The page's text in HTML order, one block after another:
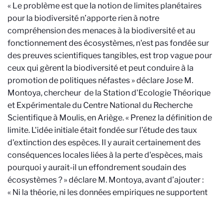
« Le problème est que la notion de limites planétaires
pour la biodiversité n’apporte rien à notre
compréhension des menaces à la biodiversité et au
fonctionnement des écosystèmes, n'est pas fondée sur
des preuves scientifiques tangibles, est trop vague pour
ceux qui gèrent la biodiversité et peut conduire à la
promotion de politiques néfastes » déclare Jose M.
Montoya, chercheur de la Station d'Ecologie Théorique
et Expérimentale du Centre National du Recherche
Scientifique à Moulis, en Ariège. « Prenez la définition de
limite. L'idée initiale était fondée sur l’étude des taux
d'extinction des espèces. Il y aurait certainement des
conséquences locales liées à la perte d'espèces, mais
pourquoi y aurait-il un effondrement soudain des
écosystèmes ? » déclare M. Montoya, avant d’ajouter :
« Ni la théorie, ni les données empiriques ne supportent